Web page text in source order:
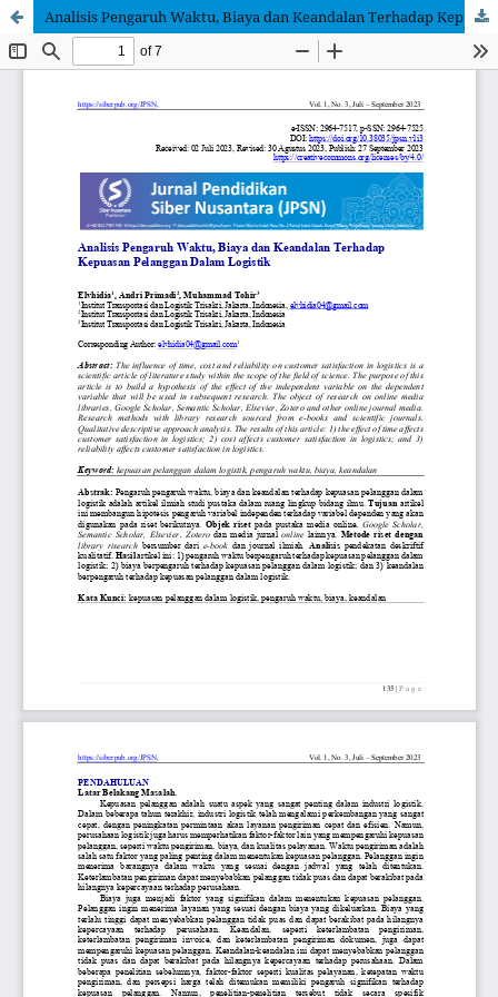
Analisis Pengaruh Waktu, Biaya dan Keandalan Terhadap Kepuasan Pelanggan Dalam Logistik